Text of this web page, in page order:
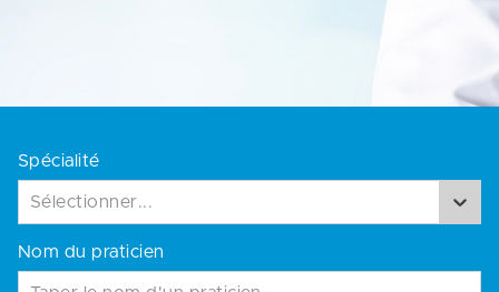
Spécialité
Sélectionner...
Nom du praticien